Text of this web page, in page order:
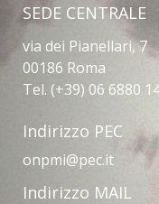
SEDE CENTRALE
via dei Pianellari, 7
00186 Roma
Tel. (+39) 06 6880
Indirizzo PEC
onpmi@pec.it
Indirizzo MAIL